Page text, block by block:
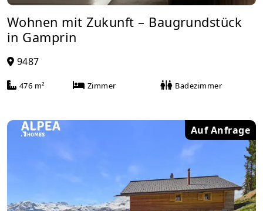
Wohnen mit Zukunft – Baugrundstück
in Gamprin
9487
476 m² Zimmer Badezimmer
Auf Anfrage